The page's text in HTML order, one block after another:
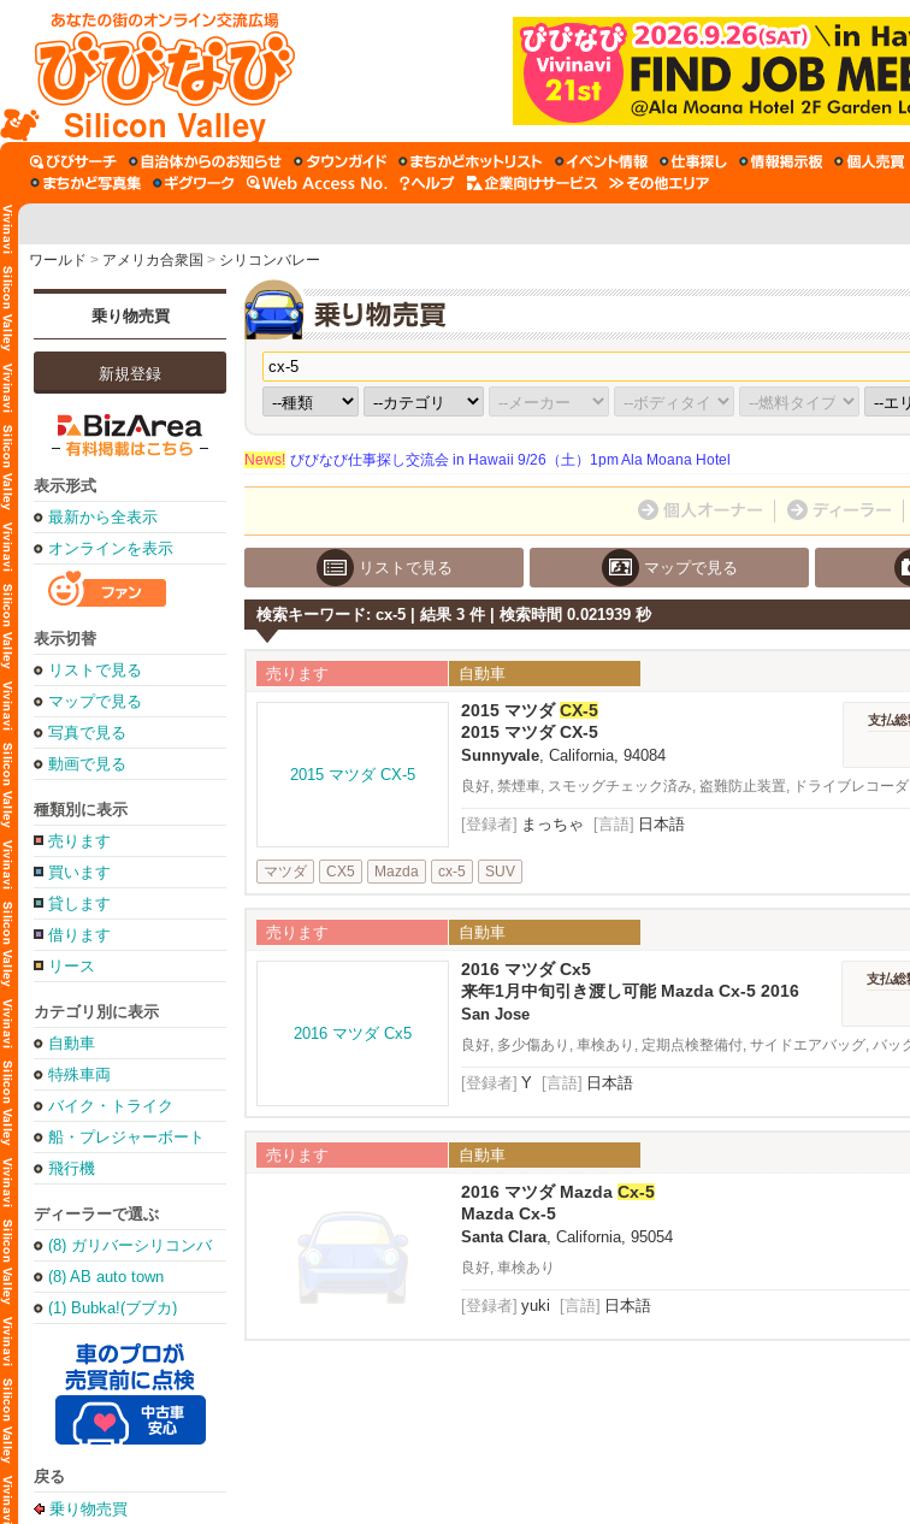
Silicon Valley
ワールド > アメリカ合衆国 > シリコンバレー
乗り物売買
新規登録
表示形式
最新から全表示
オンラインを表示
表示切替
リストで見る
マップで見る
写真で見る
動画で見る
種類別に表示
売ります
買います
貸します
借ります
リース
カテゴリ別に表示
自動車
特殊車両
バイク・トライク
船・プレジャーボート
飛行機
ディーラーで選ぶ
(8) ガリバーシリコンバ
レー店
(8) AB auto town
(1) Bubka!(ブブカ)
戻る
乗り物売買
News! びびなび仕事探し交流会 in Hawaii 9/26（土）1pm Ala Moana Hotel
リストで見る マップで見る
検索キーワード: cx-5 | 結果 3 件 | 検索時間 0.021939 秒
売ります 自動車
2015 マツダCX-5
2015 マツダ CX-5
Sunnyvale, California, 94084
支払総
良好, 禁煙車, スモッグチェック済み, 盗難防止装置, ドライブレコー
[登録者] まっちゃ [言語] 日本語
マツダ CX5 Mazda cx-5 SUV
売ります 自動車
2016 マツダ Cx5
来年1月中旬引き渡し可能 Mazda Cx-5 2016
San Jose
支払総
良好, 多少傷あり, 車検あり, 定期点検整備付, サイドエアバッグ, バッ
[登録者] Y [言語] 日本語
売ります 自動車
2016 マツダ Mazda Cx-5
Mazda Cx-5
Santa Clara, California, 95054
良好, 車検あり
[登録者] yuki [言語] 日本語